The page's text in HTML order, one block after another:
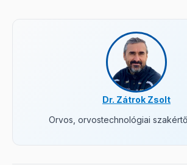
Dr. Zátrok Zsolt
Orvos, orvostechnológiai